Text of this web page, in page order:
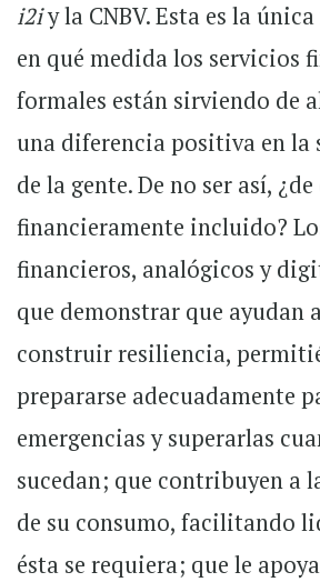
i2iy la CNBV. Esta es la
en qué medida los servicios
formales están sirviendo de
una diferencia positiva en la
de la gente. De no ser así,
financieramente incluido?
financieros, analógicos y
que demonstrar que ayudan
construir resiliencia,
prepararse adecuadamente
emergencias y superarlas
sucedan; que contribuyen a
de su consumo, facilitando
ésta se requiera; que le